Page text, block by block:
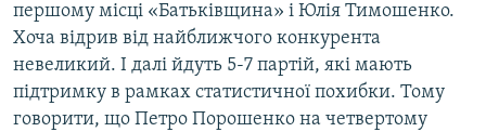
першому місці «Батьківщина» і Юлія Тимошенко.
Хоча відрив від найближчого конкурента
невеликий. І далі йдуть 5-7 партій, які мають
підтримку в рамках статистичної похибки. Тому
говорити, що Петро Порошенко на четвертому